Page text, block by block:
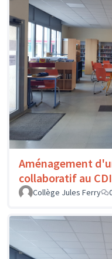
Aménagement
collaboratif au CDI
Collège Jules Ferry